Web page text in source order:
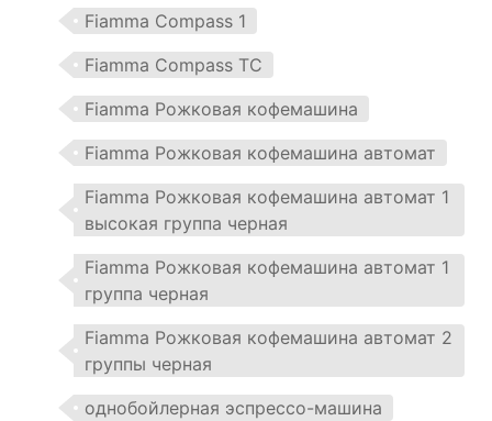
Fiamma Compass 1
Fiamma Compass TС
Fiamma Рожковая кофемашина
Fiamma Рожковая кофемашина автомат
Fiamma Рожковая кофемашина автомат 1
высокая группа черная
Fiamma Рожковая кофемашина автомат 1
группа черная
Fiamma Рожковая кофемашина автомат 2
группы черная
однобойлерная эспрессо-машина